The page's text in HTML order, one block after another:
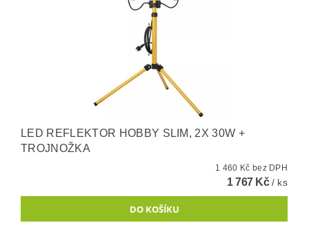
LED REFLEKTOR HOBBY SLIM, 2X 30W +
TROJNOŽKA
1 460 Kč bez DPH
1 767 Kč/ ks